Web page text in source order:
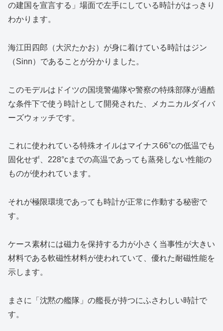
の建国を宣言する」場面で左手にしている時計がはっきり
わかります。
海江田四郎（大沢たかお）が身に着けている時計はジン
（Sinn）であることが分かりました。
このモデルはドイツの国境警備隊や警察の特殊部隊が過酷
な条件下で使う時計として開発された、メカニカルダイバ
ーズウォッチです。
これに使われている特殊オイルはマイナス66°cの低温でも
固化せず、228°cまでの高温であっても蒸発しない性能の
ものが使われています。
それが極限環境であっても時計が正常に作動する秘密で
す。
ケース素材には磁力を保持する力が小さく当事性が大きい
材料である軟磁性材料が使われていて、優れた耐磁性能を
示します。
まさに「沈黙の艦隊」の艦長が持つにふさわしい時計で
す。